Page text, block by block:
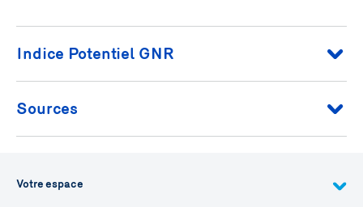
Indice Potentiel GNR
Objectif de l'indice
Identifier les zones offrant les conditions favorables pour
L’indice est calculé à partir des facteurs clefs ci-dessous:
Sources
biomasse au Québec, Qarbonex (2025)
Votre espace